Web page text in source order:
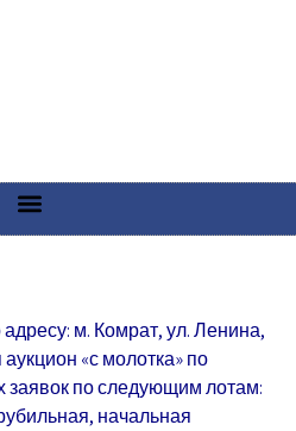
адресу: м. Комрат, ул. Ленина,
«с молотка»по
заявок по следующим лотам:
начальная